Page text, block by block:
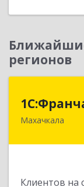
регионов
Махачкала
Клиентов на
367030,